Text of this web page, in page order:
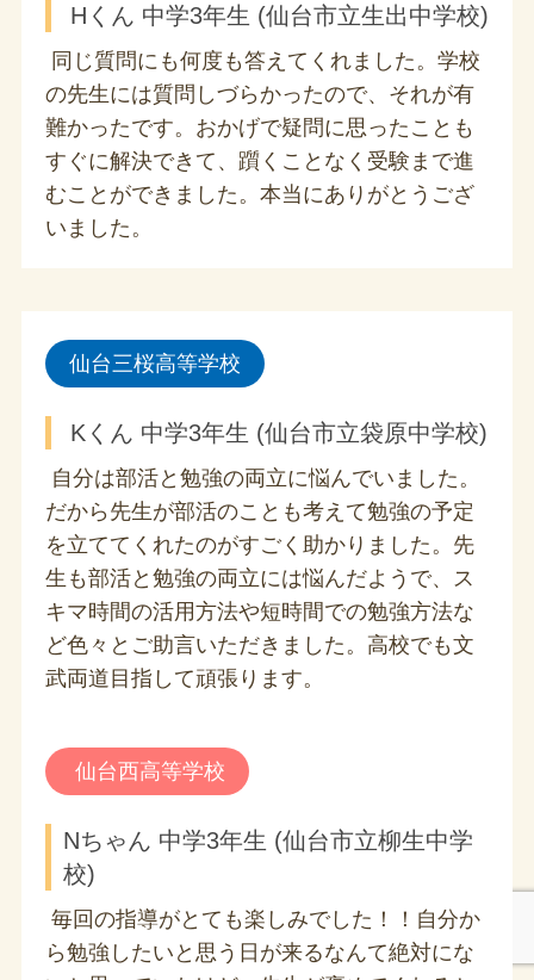
Hくん 中学3年生 (仙台市立生出中学校)
同じ質問にも何度も答えてくれました。学校
の先生には質問しづらかったので、それが有
難かったです。おかげで疑問に思ったことも
すぐに解決できて、躓くことなく受験まで進
むことができました。本当にありがとうござ
いました。
仙台三桜高等学校
Kくん 中学3年生 (仙台市立袋原中学校)
自分は部活と勉強の両立に悩んでいました。
だから先生が部活のことも考えて勉強の予定
を立ててくれたのがすごく助かりました。先
生も部活と勉強の両立には悩んだようで、ス
キマ時間の活用方法や短時間での勉強方法な
ど色々とご助言いただきました。高校でも文
武両道目指して頑張ります。
仙台西高等学校
Nちゃん 中学3年生 (仙台市立柳生中学
校)
毎回の指導がとても楽しみでした！！自分か
ら勉強したいと思う日が来るなんて絶対にな